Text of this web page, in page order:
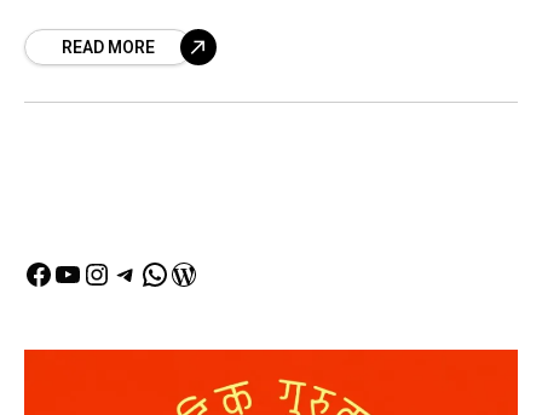
READ MORE
Facebook
YouTube
Instagram
Telegram
WhatsApp
WordPress